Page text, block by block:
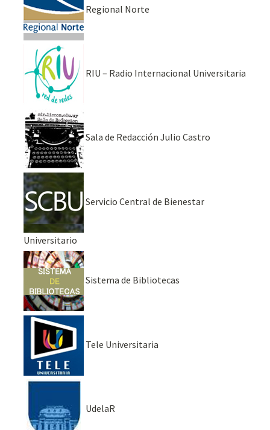
Regional Norte
RIU – Radio Internacional Universitaria
Sala de Redacción Julio Castro
Servicio Central de Bienestar
Universitario
Sistema de Bibliotecas
Tele Universitaria
UdelaR